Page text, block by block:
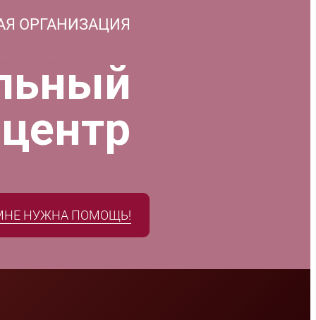
ОРГАНИЗАЦИЯ
НУЖНА ПОМОЩЬ!